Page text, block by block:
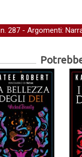
n. 287 - Argomenti: